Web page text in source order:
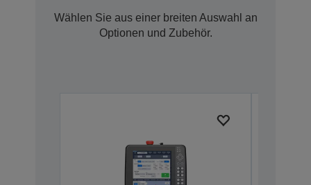
Wählen Sie aus einer breiten Auswahl an
Optionen und Zubehör.